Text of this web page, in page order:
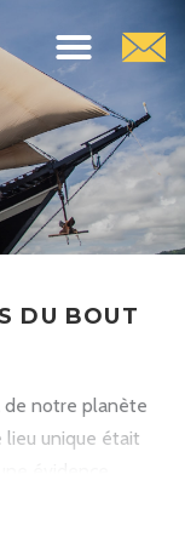
DU BOUT
de notre planète
lieu unique était
notre